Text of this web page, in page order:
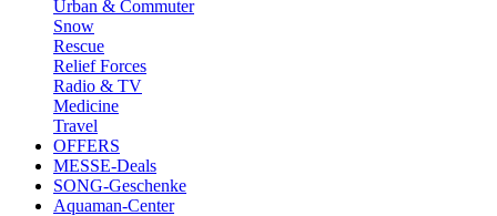
Urban & Commuter
Snow
Rescue
Relief Forces
Radio & TV
Medicine
Travel
OFFERS
MESSE-Deals
SONG-Geschenke
Aquaman-Center